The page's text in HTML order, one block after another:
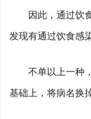
因此，通过饮食
发现有通过饮食感
不单以上一种，
基础上，将病名换